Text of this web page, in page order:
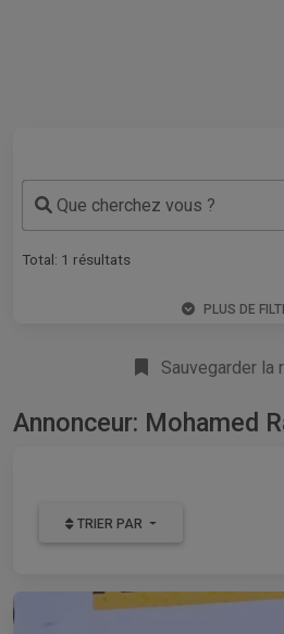
Que cherchez vous ?
Total: 1 résultats
PLUS DE
Sauvegarder la
Annonceur: Mohamed
TRIER PAR